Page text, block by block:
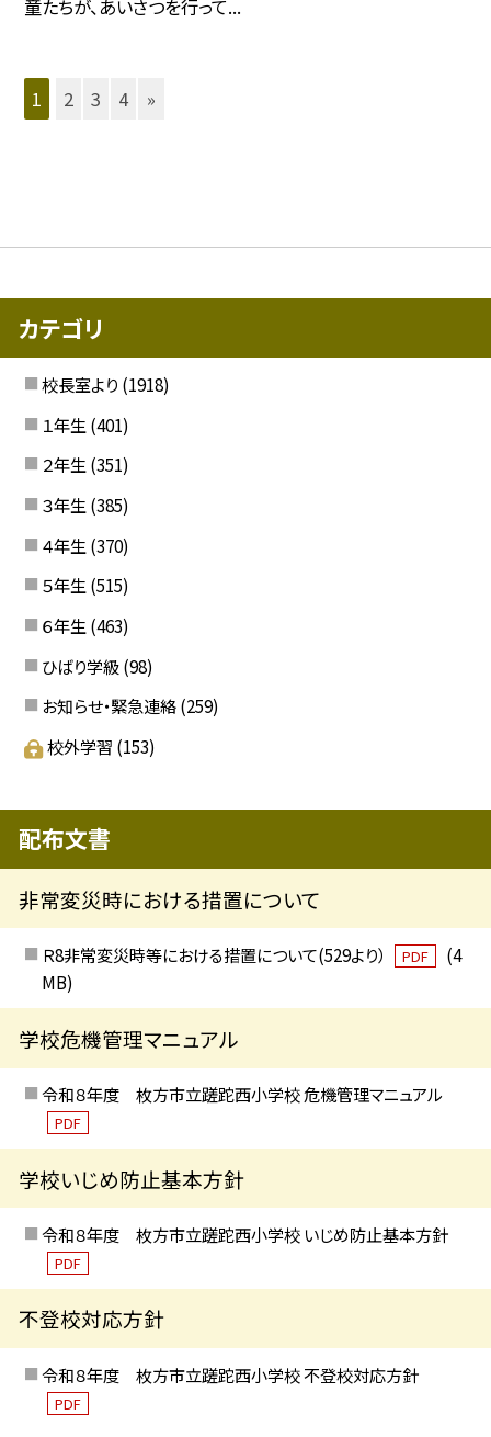
童たちが、あいさつを行って...
1 2 3 4 »
カテゴリ
校長室より (1918)
１年生 (401)
２年生 (351)
３年生 (385)
４年生 (370)
５年生 (515)
６年生 (463)
ひばり学級 (98)
お知らせ・緊急連絡 (259)
校外学習 (153)
配布文書
非常変災時における措置について
Ｒ8非常変災時等における措置について(529より） PDF
(4
MB)
学校危機管理マニュアル
令和８年度 枚方市立蹉跎西小学校 危機管理マニュアル
PDF
学校いじめ防止基本方針
令和８年度 枚方市立蹉跎西小学校 いじめ防止基本方針
PDF
不登校対応方針
令和８年度 枚方市立蹉跎西小学校 不登校対応方針
PDF